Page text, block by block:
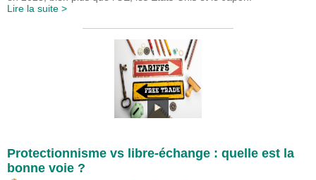
Lire la suite >
Protectionnisme vs libre-échange : quelle est la
bonne voie ?